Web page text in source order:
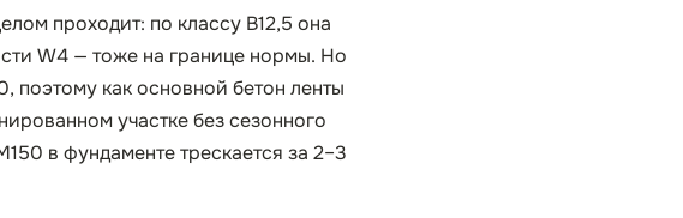
проходит: по классу B12,5 она
W4 — тоже на границе нормы. Но
поэтому как основной бетон ленты
участке без сезонного
в фундаменте трескается за 2–3